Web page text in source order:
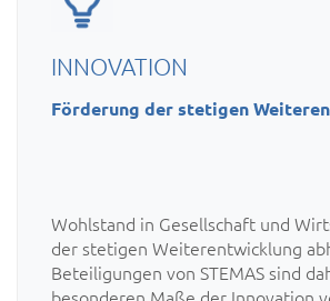
INNOVATION
Förderung der stetigen
Wohlstand in Gesellschaft und
der stetigen Weiterentwicklung
Beteiligungen von STEMAS sind